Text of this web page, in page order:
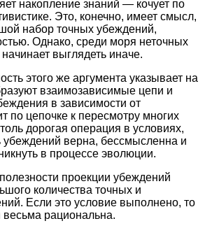
накопление знаний — кочует по
Это, конечно, имеет смысл,
набор точных убеждений,
Однако, среди моря неточных
выглядеть иначе.
этого же аргумента указывает на
взаимозависимые цепи и
в зависимости от
по цепочке к пересмотру многих
дорогая операция в условиях,
убеждений верна, бессмысленна и
в процессе эволюции.
проекции убеждений
количества точных и
Если это условие выполнено, то
рациональна.